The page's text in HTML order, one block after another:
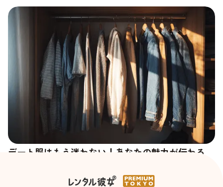
デート服はもう迷わない！あなたの魅力が伝わる